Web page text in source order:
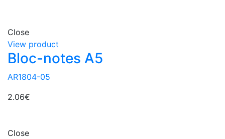
Close
View product
Bloc-notes A5
AR1804-05
2.06€
Close